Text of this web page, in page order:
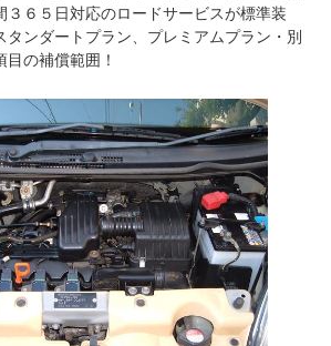
３６５日対応のロードサービスが標準装
タンダートプラン、プレミアムプラン・別
の補償範囲！